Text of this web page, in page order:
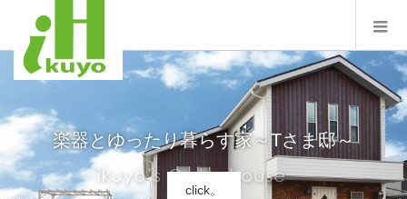
楽器とゆったり暮らす家～Tさま邸～
click。
コントラストが目を惹く～Nさま邸～
click。